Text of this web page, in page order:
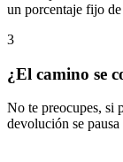
un porcentaje fijo
3
¿El camino se
No te preocupes, si
devolución se